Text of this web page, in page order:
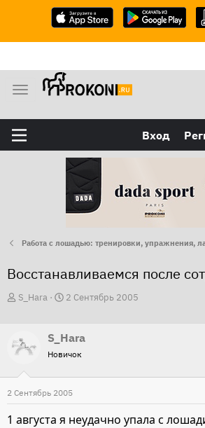
М
н
ю
Вход
Работа с лошадью: тренировки, упражнения,
Восстанавливаемся после
А
о
т
е
S_Hara
Д
а
ч
2 Сентябрь 2005
S_Hara
Новичок
2 Сентябрь 2005
1 августа я неудачно упала с